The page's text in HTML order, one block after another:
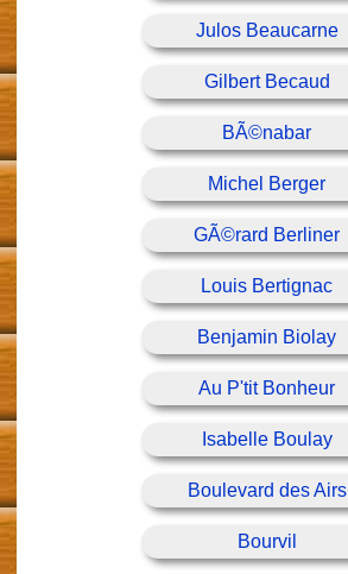
Julos Beaucarne
Gilbert Becaud
BÃ©nabar
Michel Berger
GÃ©rard Berliner
Louis Bertignac
Benjamin Biolay
Au P'tit Bonheur
Isabelle Boulay
Boulevard des Airs
Bourvil